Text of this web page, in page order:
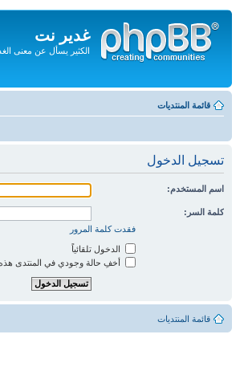
غدير نت
الكثير يسأل عن معنى
المحتويات
قائمة المنتديات
تسجيل الدخول
اسم المستخدم:
كلمة السر:
فقدت كلمة المرور
الدخول تلقائياً
أخفِ حالة وجودي في المنتدى
قائمة المنتديات